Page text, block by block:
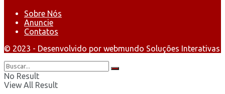
Sobre Nós
Anuncie
Contatos
© 2023 - Desenvolvido por webmundo Soluções Interativas
No Result
View All Result